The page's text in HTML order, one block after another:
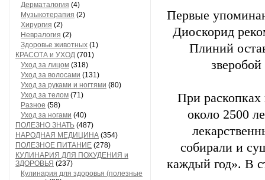
Дерматалогия (4)
Музыкотерапия (2)
Хирургия (2)
Невралогия (2)
Здоровье животных (1)
КРАСОТА и УХОД (701)
Уход за лицом (318)
Уход за волосами (131)
Уход за руками и ногтями (80)
Уход за телом (71)
Разное (58)
Уход за ногами (40)
ПОЛЕЗНО ЗНАТЬ (487)
НАРОДНАЯ МЕДИЦИНА (354)
ПОЛЕЗНОЕ ПИТАНИЕ (278)
КУЛИНАРИЯ ДЛЯ ПОХУДЕНИЯ и
ЗДОРОВЬЯ (237)
Кулинария для здоровья (полезные
Первые
Диоскорид
Плиний
При
около 2500
собирали и
каждый год». В